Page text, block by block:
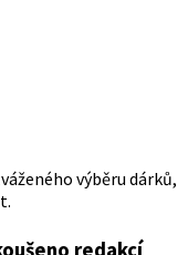
výběru dárků,
redakcí